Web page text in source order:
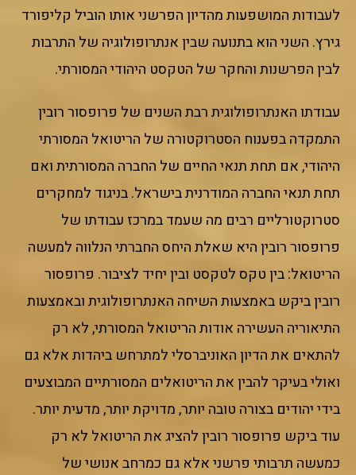
לעבודות המושפעות מהדיון הפרשני אותו הוביל קליפורד
גירץ. השני הוא בתנועה שבין אנתרופולוגיה של התרבות
לבין הפרשנות והחקר של הטקסט היהודי המסורתי.
עבודתו האנתרופולוגית רבת השנים של פרופסור רובין
התמקדה בפענוח הסטרוקטורה של הריטואל המסורתי
היהודי, אם תחת תנאי החיים של החברה המסורתית ואם
תחת תנאי החברה המודרנית בישראל. בניגוד למחקרים
סטרוקטורליים רבים מה שעמד במרכז עבודתו של
פרופסור רובין היא שאלת היחס החברתי הנלווה למעשה
הריטואל: בין טקס לטקסט ובין יחיד לציבור. פרופסור
רובין ביקש באמצעות השיחה האנתרופולוגית ובאמצעות
התיאוריה העשירה אודות הריטואל המסורתי, לא רק
להתאים את הדיון האוניברסלי למתרחש ביהדות אלא גם
ואולי בעיקר להבין את הריטואלים המסורתיים המבוצעים
בידי יהודים בצורה טובה יותר, מדויקת יותר, מדעית יותר.
עוד ביקש פרופסור רובין להציג את הריטואל לא רק
כמעשה תרבותי פרשני אלא גם כמרחב אנושי של